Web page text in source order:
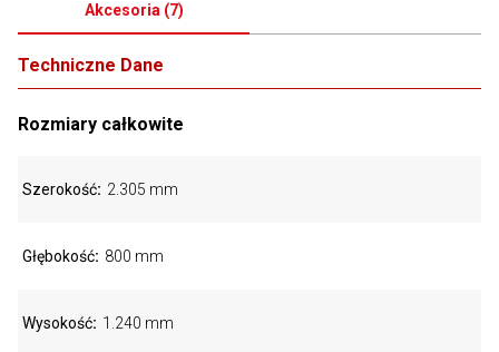
Akcesoria (7)
Techniczne Dane
Rozmiary całkowite
Szerokość 2.305 mm
Głębokość 800 mm
Wysokość 1.240 mm